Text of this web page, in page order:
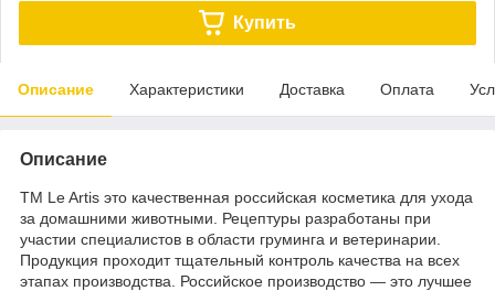
Купить
Описание Характеристики Доставка Оплата
Описание
ТМ Le Artis это качественная российская косметика для ухода
за домашними животными. Рецептуры разработаны при
участии специалистов в области груминга и ветеринарии.
Продукция проходит тщательный контроль качества на всех
этапах производства. Российское производство — это лучшее